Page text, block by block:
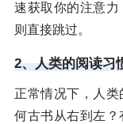
速获取你的注意
则直接跳过。
2、人类的阅读习
正常情况下，人
何古书从右到左